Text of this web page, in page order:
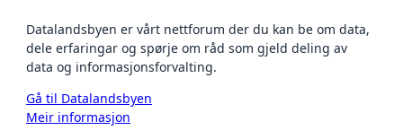
Datalandsbyen er vårt nettforum der du kan be om data,
dele erfaringar og spørje om råd som gjeld deling av
data og informasjonsforvalting.
Gå til Datalandsbyen
Meir informasjon